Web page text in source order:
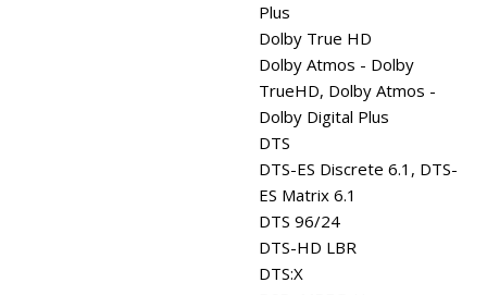
Plus
Dolby True HD
Dolby Atmos - Dolby
TrueHD, Dolby Atmos -
Dolby Digital Plus
DTS
DTS-ES Discrete 6.1, DTS-
ES Matrix 6.1
DTS 96/24
DTS-HD LBR
DTS:X